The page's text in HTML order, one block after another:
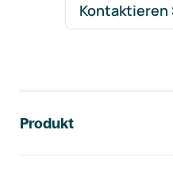
Kontaktieren
Produkt